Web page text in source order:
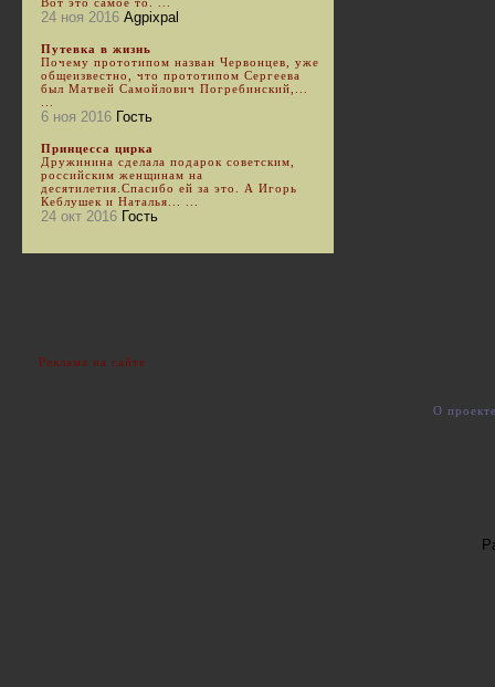
24 ноя 2016 Agpixpal
Путевка в жизнь
Почему прототипом назван Червонцев, уже
общеизвестно, что прототипом Сергеева
был Матвей Самойлович Погребинский,...
6 ноя 2016 Гость
Принцесса цирка
Дружинина сделала подарок советским,
российским женщинам на
десятилетия.Спасибо ей за это. А Игорь
Кеблушек и Наталья... ...
24 окт 2016 Гость
Реклама на сайте
О